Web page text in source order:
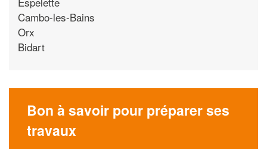
Cambo-les-Bains
Orx
Bidart
Bon à savoir pour préparer ses
travaux